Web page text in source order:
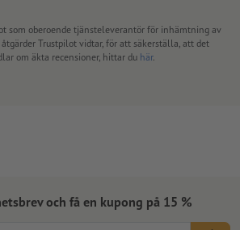
som oberoende tjänsteleverantör för inhämtning av
åtgärder Trustpilot vidtar, för att säkerställa, att det
om äkta recensioner, hittar du här.
och få en kupong på 15 %